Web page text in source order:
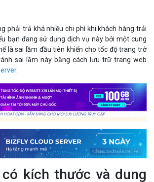
phải trả khá nhiều chi phí khi khách hàng trải
bạn đang sử dụng dịch vụ này bởi một cung
là sai lầm đầu tiên khiến cho tốc độ trang trở
sai lầm này bằng cách lưu trữ trang web
.
kích thước và dung